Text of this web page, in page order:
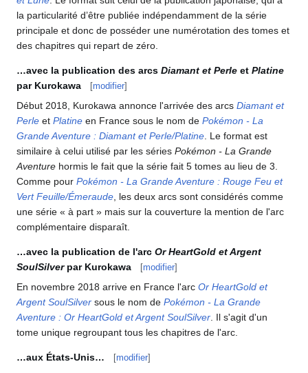
la particularité d’être publiée indépendamment de la série
principale et donc de posséder une numérotation des tomes et
des chapitres qui repart de zéro.
…avec la publication des arcs Diamant et Perle et Platine
par Kurokawa
[modifier]
Début 2018, Kurokawa annonce l'arrivée des arcs Diamant et
Perle et Platine en France sous le nom de Pokémon - La
Grande Aventure : Diamant et Perle/Platine . Le format est
similaire à celui utilisé par les séries Pokémon - La Grande
Aventure hormis le fait que la série fait 5 tomes au lieu de 3.
Comme pour Pokémon - La Grande Aventure : Rouge Feu et
Vert Feuille/Émeraude , les deux arcs sont considérés comme
une série « à part » mais sur la couverture la mention de l'arc
complémentaire disparaît.
…avec la publication de l'arc Or HeartGold et Argent
SoulSilverpar Kurokawa [modifier]
En novembre 2018 arrive en France l'arc Or HeartGold et
Argent SoulSilver sous le nom de Pokémon - La Grande
Aventure : Or HeartGold et Argent SoulSilver . Il s'agit d'un
tome unique regroupant tous les chapitres de l'arc.
…aux États-Unis… [modifier]